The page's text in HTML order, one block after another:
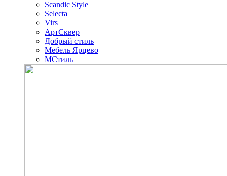
Scandic Style
Selecta
Virs
АртСквер
Добрый стиль
Мебель Ярцево
МСтиль